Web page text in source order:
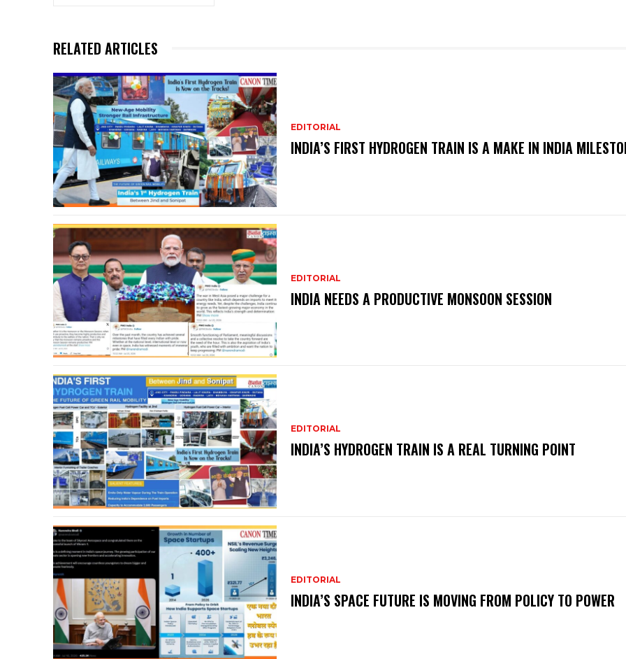
RELATED ARTICLES
EDITORIAL
INDIA’S FIRST HYDROGEN TRAIN IS A MAKE IN INDIA
EDITORIAL
INDIA NEEDS A PRODUCTIVE MONSOON SESSION
EDITORIAL
INDIA’S HYDROGEN TRAIN IS A REAL TURNING POINT
EDITORIAL
INDIA’S SPACE FUTURE IS MOVING FROM POLICY TO POWER